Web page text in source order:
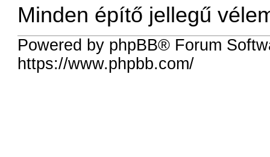
Minden építő jellegű
Powered by phpBB® Forum
https://www.phpbb.com/